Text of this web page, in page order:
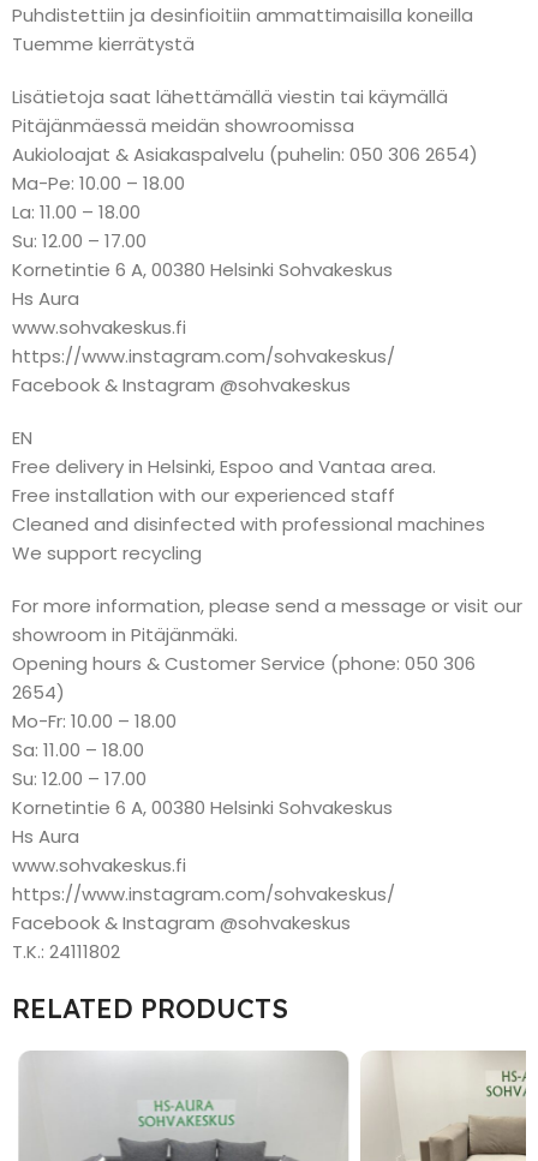
Puhdistettiin ja desinfioitiin ammattimaisilla koneilla
Tuemme kierrätystä
Lisätietoja saat lähettämällä viestin tai käymällä
Pitäjänmäessä meidän showroomissa
Aukioloajat & Asiakaspalvelu (puhelin: 050 306 2654)
Ma-Pe: 10.00 – 18.00
La: 11.00 – 18.00
Su: 12.00 – 17.00
Kornetintie 6 A, 00380 Helsinki Sohvakeskus
Hs Aura
www.sohvakeskus.fi
https://www.instagram.com/sohvakeskus/
Facebook & Instagram @sohvakeskus
EN
Free delivery in Helsinki, Espoo and Vantaa area.
Free installation with our experienced staff
Cleaned and disinfected with professional machines
We support recycling
For more information, please send a message or visit our
showroom in Pitäjänmäki.
Opening hours & Customer Service (phone: 050 306
2654)
Mo-Fr: 10.00 – 18.00
Sa: 11.00 – 18.00
Su: 12.00 – 17.00
Kornetintie 6 A, 00380 Helsinki Sohvakeskus
Hs Aura
www.sohvakeskus.fi
https://www.instagram.com/sohvakeskus/
Facebook & Instagram @sohvakeskus
T.K.: 24111802
RELATED PRODUCTS